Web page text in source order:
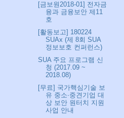
[금보원2018-01] 전자금
융과 금융보안 제11
호
[활동보고] 180224
SUAx (제 8회 SUA
정보보호 컨퍼런스)
SUA 주요 프로그램 신
청 (2017.09 ~
2018.08)
[무료] 국가핵심기술 보
유 중소‧중견기업 대
상 보안 원터치 지원
사업 안내